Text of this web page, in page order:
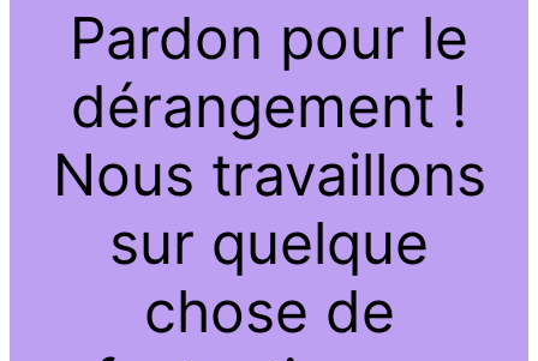
Pardon pour le
dérangement !
Nous travaillons
sur quelque
chose de